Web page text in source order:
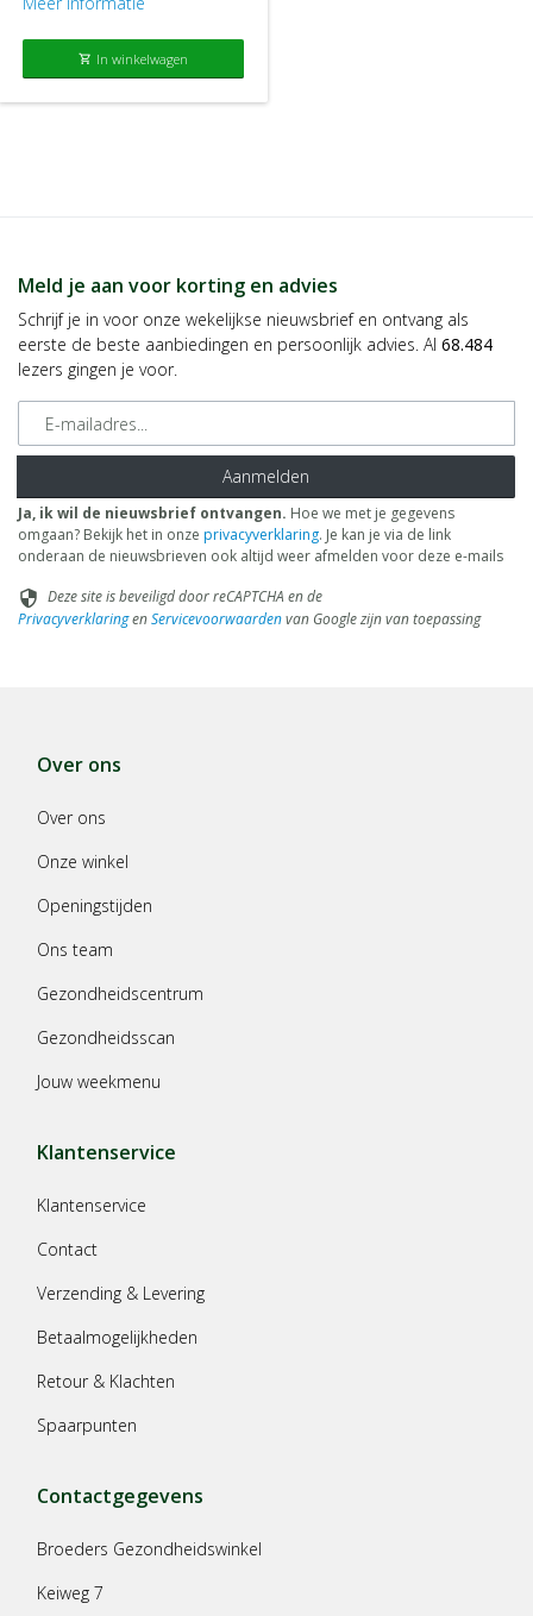
shopping_cart In winkelwagen
Meld je aan voor korting en advies
Schrijf je in voor onze wekelijkse nieuwsbrief en ontvang als
eerste de beste aanbiedingen en persoonlijk advies. Al 68.484
lezers gingen je voor.
E-mailadres
Aanmelden
Ja, ik wil de nieuwsbrief ontvangen. Hoe we met je gegevens
omgaan? Bekijk het in onze privacyverklaring. Je kan je via de link
onderaan de nieuwsbrieven ook altijd weer afmelden voor deze e-mails
security Deze site is beveiligd door reCAPTCHA en de
PrivacyverklaringenServicevoorwaardenvan Google zijn van toepassing
Over ons
Over ons
Onze winkel
Openingstijden
Ons team
Gezondheidscentrum
Gezondheidsscan
Jouw weekmenu
Klantenservice
Klantenservice
Contact
Verzending & Levering
Betaalmogelijkheden
Retour & Klachten
Spaarpunten
Contactgegevens
Broeders Gezondheidswinkel
Keiweg 7